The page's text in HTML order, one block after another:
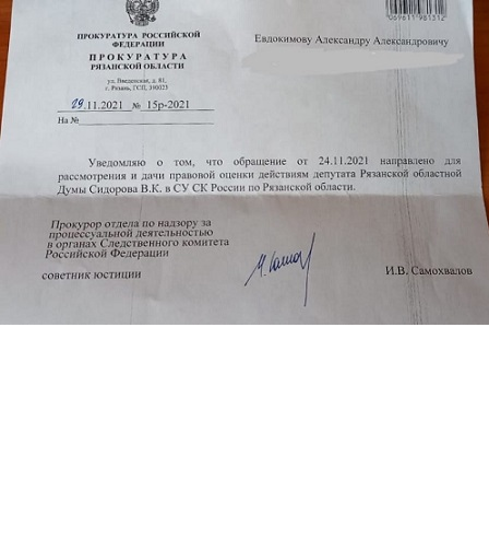
Перейти к основному содержанию